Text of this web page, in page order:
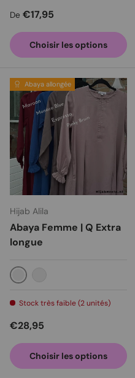
Prix habituel
De €17,95
Choisir les options
Abaya allongée
Hijab Alila
Abaya Femme | Q Extra
longue
Bordeaux
Stock très faible (2 unités)
Prix habituel
€28,95
Choisir les options